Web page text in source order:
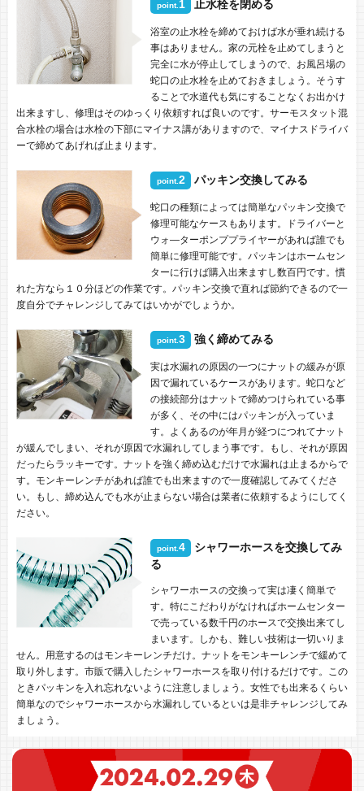
point. 1 止水栓を閉める
浴室の止水栓を締めておけば水が垂れ続ける
事はありません。家の元栓を止めてしまうと
完全に水が停止してしまうので、お風呂場の
蛇口の止水栓を止めておきましょう。そうす
ることで水道代も気にすることなくお出かけ
出来ますし、修理はそのゆっくり依頼すれば良いのです。サーモスタット混
合水栓の場合は水栓の下部にマイナス講がありますので、マイナスドライバ
ーで締めてあげれば止まります。
point.2 パッキン交換してみる
蛇口の種類によっては簡単なパッキン交換で
修理可能なケースもあります。ドライバーと
ウォ―ターポンププライヤーがあれば誰でも
簡単に修理可能です。パッキンはホームセン
ターに行けば購入出来ますし数百円です。慣
れた方なら１０分ほどの作業です。パッキン交換で直れば節約できるので一
度自分でチャレンジしてみてはいかがでしょうか。
point.3 強く締めてみる
実は水漏れの原因の一つにナットの緩みが原
因で漏れているケースがあります。蛇口など
の接続部分はナットで締めつけられている事
が多く、その中にはパッキンが入っていま
す。よくあるのが年月が経つにつれてナット
が緩んでしまい、それが原因で水漏れしてしまう事です。もし、それが原因
だったらラッキーです。ナットを強く締め込むだけで水漏れは止まるからで
す。モンキーレンチがあれば誰でも出来ますので一度確認してみてくださ
い。もし、締め込んでも水が止まらない場合は業者に依頼するようにしてく
ださい。
point.4
シャワーホースを交換してみ
る
シャワーホースの交換って実は凄く簡単で
す。特にこだわりがなければホームセンター
で売っている数千円のホースで交換出来てし
まいます。しかも、難しい技術は一切いりま
せん。用意するのはモンキーレンチだけ。ナットをモンキーレンチで緩めて
取り外します。市販で購入したシャワーホースを取り付けるだけです。この
ときパッキンを入れ忘れないように注意しましょう。女性でも出来るくらい
簡単なのでシャワーホースから水漏れしているといは是非チャレンジしてみ
ましょう。